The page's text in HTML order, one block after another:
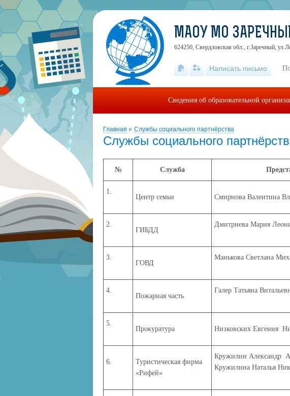
Главная » Службы социального партнёрства
Службы социального
№ Служба
1.
Центр семьи Смирнова Валентина
2.
ГИБДД
Дмитриева Мария
3.
ГОВД
Манькова Светлана
4.
Пожарная часть
Галер Татьяна
5.
Прокуратура Низковских Евгения
6.
Туристическая фирма
«Рифей»
Кружилин Александр
Кружилина Наталья
МАОУ МО
624250, Свердловская обл., г.Заречный,
Написать письмо
Сведения об образовательной